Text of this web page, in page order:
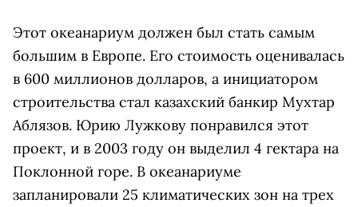
Этот океанариум должен был стать самым
большим в Европе. Его стоимость оценивалась
в 600 миллионов долларов, а инициатором
строительства стал казахский банкир Мухтар
Аблязов. Юрию Лужкову понравился этот
проект, и в 2003 году он выделил 4 гектара на
Поклонной горе. В океанариуме
запланировали 25 климатических зон на трех